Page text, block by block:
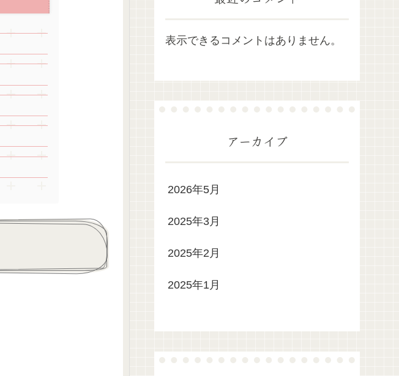
表示できるコメントはありません。
アーカイブ
2026年5月
2025年3月
2025年2月
2025年1月